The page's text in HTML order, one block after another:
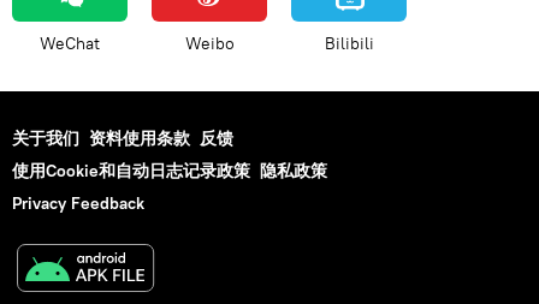
WeChat Weibo Bilibili
关于我们 资料使用条款 反馈
使用Cookie和自动日志记录政策 隐私政策
Privacy Feedback